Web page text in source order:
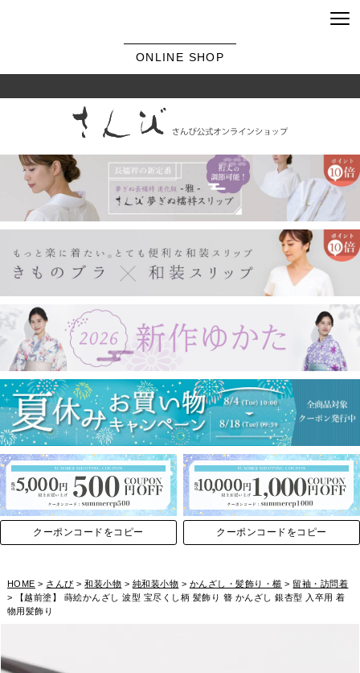
ONLINE SHOP
クーポンコードをコピー クーポンコードをコピー
HOME さんび 和装小物 純和装小物 かんざし・髪飾り・櫛
留袖・訪問着
【越前塗】 蒔絵かんざし 波型 宝尽くし柄 髪飾り 簪 かんざし 銀杏型 入卒用 着
物用髪飾り